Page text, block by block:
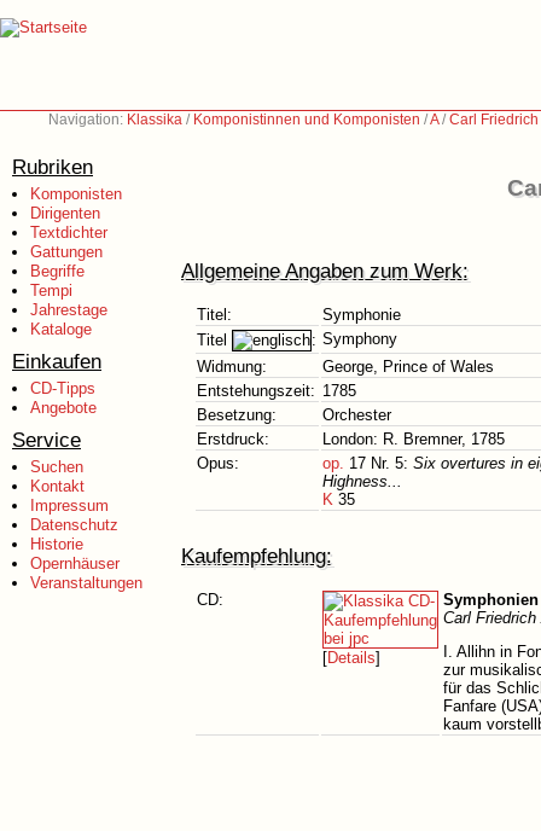
Navigation: Klassika / Komponistinnen und Komponisten /A/Carl
Rubriken
Komponisten
Dirigenten
Textdichter
Gattungen
Begriffe
Tempi
Jahrestage
Kataloge
Einkaufen
CD-Tipps
Angebote
Service
Suchen
Kontakt
Impressum
Datenschutz
Historie
Opernhäuser
Veranstaltungen
Allgemeine Angaben zum Werk:
Titel:
Symphonie
Titel
: Symphony
Widmung:
George, Prince of Wales
Entstehungszeit: 1785
Besetzung:
Orchester
Erstdruck:
London: R. Bremner, 1785
Opus:
op. 17 Nr. 5: Six overtures in
Highness...
K 35
Kaufempfehlung:
CD:
[Details]
Symphonien
Carl Friedrich
I. Allihn in
zur
für das
Fanfare
kaum